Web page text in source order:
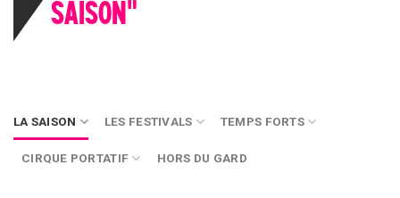
SAISON"
LA SAISON LES FESTIVALS TEMPS FORTS
CIRQUE PORTATIF HORS DU GARD